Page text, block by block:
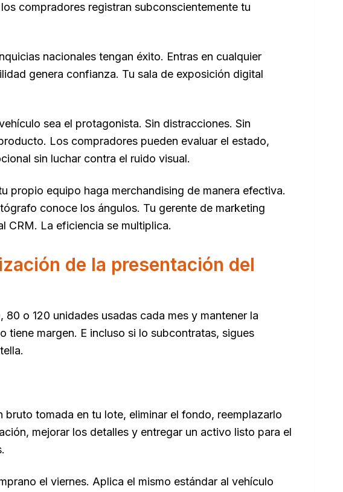
compradores registran subconscientemente tu
nacionales tengan éxito. Entras en cualquier
genera confianza. Tu sala de exposición digital
sea el protagonista. Sin distracciones. Sin
Los compradores pueden evaluar el estado,
sin luchar contra el ruido visual.
propio equipo haga merchandising de manera efectiva.
conoce los ángulos. Tu gerente de marketing
CRM. La eficiencia se multiplica.
de la presentación del
o 120 unidades usadas cada mes y mantener la
tiene margen. E incluso si lo subcontratas, sigues
tomada en tu lote, eliminar el fondo, reemplazarlo
mejorar los detalles y entregar un activo listo para el
el viernes. Aplica el mismo estándar al vehículo